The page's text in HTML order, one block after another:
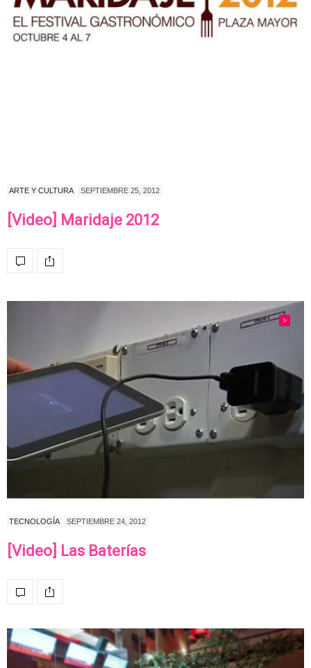
ARTE Y CULTURA SEPTIEMBRE 25, 2012
[Video] Maridaje 2012
TECNOLOGÍA SEPTIEMBRE 24, 2012
[Video] Las Baterías